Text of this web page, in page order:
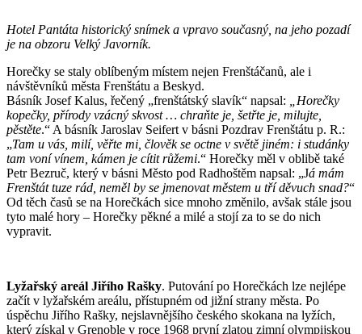
Hotel Pantáta historický snímek a vpravo současný, na jeho pozadí
je na obzoru Velký Javorník.
Horečky se staly oblíbeným místem nejen Frenštáčanů, ale i
návštěvníků města Frenštátu a Beskyd.
Básník Josef Kalus, řečený „frenštátský slavík“ napsal: „Horečky
kopečky, přírody vzácný skvost … chraňte je, šetřte je, milujte,
pěstěte.“ A básník Jaroslav Seifert v básni Pozdrav Frenštátu p. R.:
„Tam u vás, milí, věřte mi, člověk se octne v světě jiném: i studánky
tam voní vínem, kámen je cítit růžemi.“ Horečky měl v oblibě také
Petr Bezruč, který v básni Město pod Radhoštěm napsal: „Já mám
Frenštát tuze rád, neměl by se jmenovat městem u tří děvuch snad?“
Od těch časů se na Horečkách sice mnoho změnilo, avšak stále jsou
tyto malé hory – Horečky pěkné a milé a stojí za to se do nich
vypravit.
Lyžařský areál Jiřího Rašky. Putování po Horečkách lze nejlépe
začít v lyžařském areálu, přístupném od jižní strany města. Po
úspěchu Jiřího Rašky, nejslavnějšího českého skokana na lyžích,
který získal v Grenoble v roce 1968 první zlatou zimní olympijskou